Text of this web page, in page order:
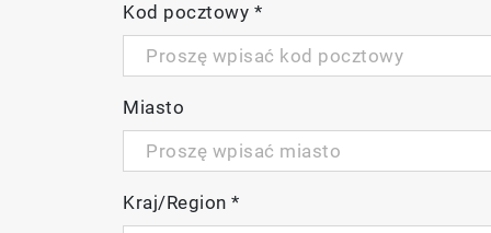
Kod pocztowy *
Miasto
Kraj/Region *